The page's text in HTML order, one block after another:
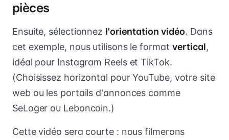
pièces
Ensuite, sélectionnez l'orientation vidéo. Dans
cet exemple, nous utilisons le format vertical,
idéal pour Instagram Reels et TikTok.
(Choisissez horizontal pour YouTube, votre site
web ou les portails d'annonces comme
SeLoger ou Leboncoin.)
Cette vidéo sera courte : nous filmerons